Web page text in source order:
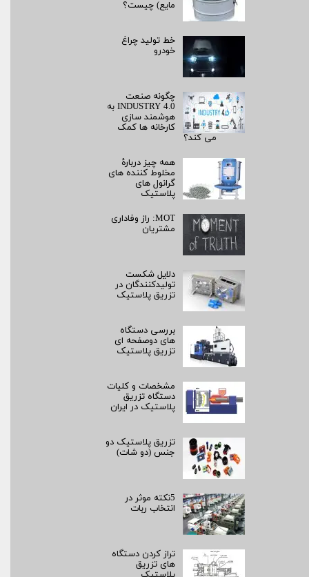
مایع) چیست؟
خط تولید چراغ
خودرو
چگونه صنعت
INDUSTRY 4.0 به
هوشمند سازی
کارخانه ها کمک
می کند؟
همه چیز دربارۀ
مخلوط کننده های
گرانول های
پلاستیک
MOT: راز وفاداری
مشتریان
دلایل شکست
تولیدکنندگان در
تزریق پلاستیک
بررسی دستگاه
های دوصفحه ای
تزریق پلاستیک
مشخصات و کلیات
دستگاه تزریق
پلاستیک در ایران
تزریق پلاستیک دو
جنس (دو شات)
5نکته موثر در
انتخاب ربات
تراز کردن دستگاه
های تزریق